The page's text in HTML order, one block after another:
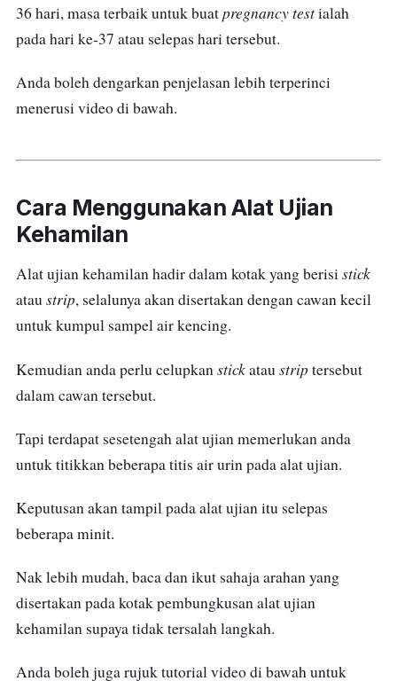
36 hari, masa terbaik untuk buatpregnancy testialah
pada hari ke-37 atau selepas hari tersebut.
Anda boleh dengarkan penjelasan lebih terperinci
menerusi video di bawah.
Cara Menggunakan Alat Ujian
Kehamilan
Alat ujian kehamilan hadir dalam kotak yang berisistick
ataustrip, selalunya akan disertakan dengan cawan kecil
untuk kumpul sampel air kencing.
Kemudian anda perlu celupkan stickatau striptersebut
dalam cawan tersebut.
Tapi terdapat sesetengah alat ujian memerlukan anda
untuk titikkan beberapa titis air urin pada alat ujian.
Keputusan akan tampil pada alat ujian itu selepas
beberapa minit.
Nak lebih mudah, baca dan ikut sahaja arahan yang
disertakan pada kotak pembungkusan alat ujian
kehamilan supaya tidak tersalah langkah.
Anda boleh juga rujuk tutorial video di bawah untuk